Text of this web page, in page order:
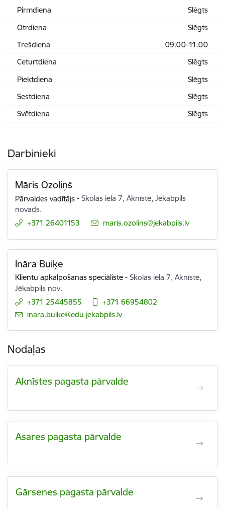
Pirmdiena
Slēgts
Otrdiena
Slēgts
Trešdiena
09.00-11.00
Ceturtdiena
Slēgts
Piektdiena
Slēgts
Sestdiena
Slēgts
Svētdiena
Slēgts
Darbinieki
Māris Ozoliņš
Pārvaldes vadītājs -Skolas iela 7, Aknīste, Jēkabpils
novads.
+371 26401153
E-pasts:
maris.ozolins@jekabpils.lv
Ināra Buiķe
Klientu apkalpošanas speciāliste -Skolas iela 7, Aknīste,
Jēkabpils nov.
+371 25445855
+371 66954802
E-pasts:
inara.buike@edu.jekabpils.lv
Nodaļas
Aknīstes pagasta pārvalde
Asares pagasta pārvalde
Gārsenes pagasta pārvalde